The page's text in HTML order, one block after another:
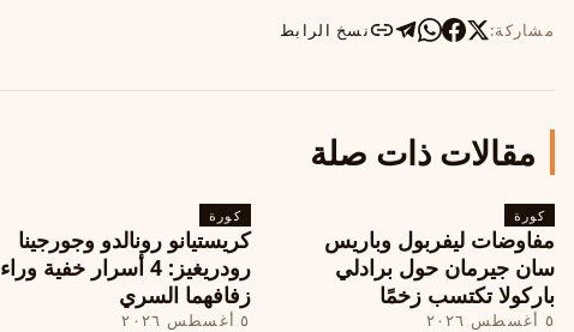
مشاركة: نسخ الرابط
مقالات ذات صلة
كورة
مفاوضات ليفربول وباريس
سان جيرمان حول برادلي
باركولا تكتسب زخمًا
٥ أغسطس ٢٠٢٦
كورة
كريستيانو رونالدو وجورجينا
رودريغيز: 4 أسرار خفية وراء
زفافهما السري
٥ أغسطس ٢٠٢٦